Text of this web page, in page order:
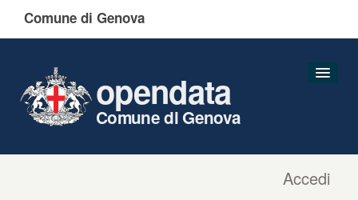
Comune di Genova
Accedi
opendata
Comune di Genova